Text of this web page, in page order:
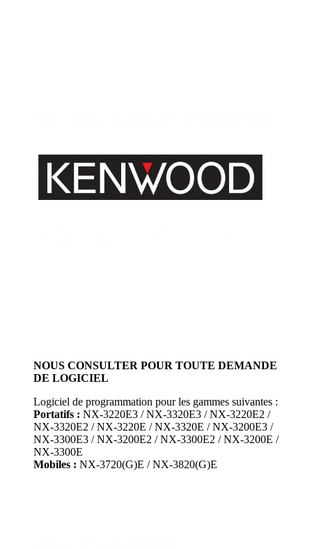
NOUS CONSULTER POUR TOUTE DEMANDE
DE LOGICIEL
Logiciel de programmation pour les gammes suivantes :
Portatifs : NX-3220E3 / NX-3320E3 / NX-3220E2 /
NX-3320E2 / NX-3220E / NX-3320E / NX-3200E3 /
NX-3300E3 / NX-3200E2 / NX-3300E2 / NX-3200E /
NX-3300E
Mobiles : NX-3720(G)E / NX-3820(G)E